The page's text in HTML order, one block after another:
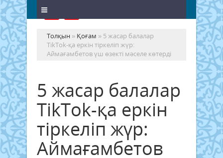
Толқын » Қоғам » 5 жасар балалар
TikTok-қа еркін тіркеліп жүр:
Аймағамбетов үш өзекті мәселе көтерді
5 жасар балалар
TikTok-қа еркін
тіркеліп жүр:
Аймағамбетов